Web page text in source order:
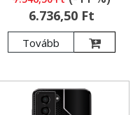
6.736,50 Ft
Tovább